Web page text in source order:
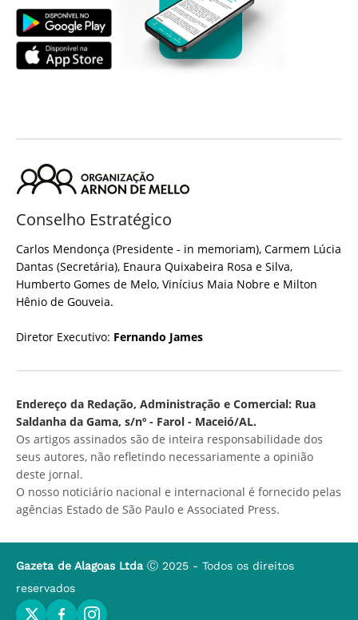
Conselho Estratégico
Carlos Mendonça (Presidente - in memoriam), Carmem Lúcia
Dantas (Secretária), Enaura Quixabeira Rosa e Silva,
Humberto Gomes de Melo, Vinícius Maia Nobre e Milton
Hênio de Gouveia.
Diretor Executivo: Fernando James
Endereço da Redação, Administração e Comercial: Rua
Saldanha da Gama, s/nº - Farol - Maceió/AL.
Os artigos assinados são de inteira responsabilidade dos
seus autores, não refletindo necessariamente a opinião
deste jornal.
O nosso noticiário nacional e internacional é fornecido pelas
agências Estado de São Paulo e Associated Press.
Gazeta de Alagoas Ltda Ⓒ 2025 - Todos os direitos
reservados